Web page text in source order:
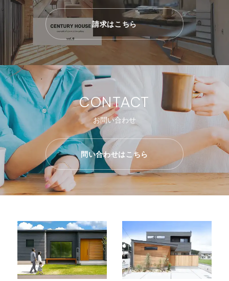
請求はこちら
CONTACT
お問い合わせ
問い合わせはこちら